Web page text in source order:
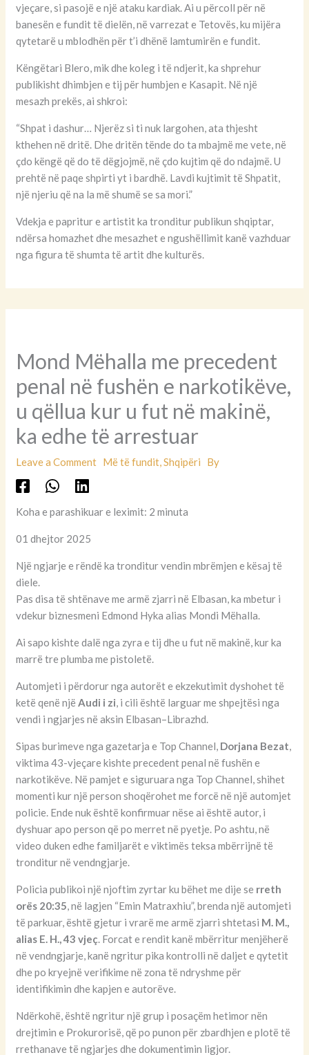
vjeçare, si pasojë e një ataku kardiak. Ai u përcoll për në
banesën e fundit të dielën, në varrezat e Tetovës, ku mijëra
qytetarë u mblodhën për t’i dhënë lamtumirën e fundit.
Këngëtari Blero, mik dhe koleg i të ndjerit, ka shprehur
publikisht dhimbjen e tij për humbjen e Kasapit. Në një
mesazh prekës, ai shkroi:
“Shpat i dashur… Njerëz si ti nuk largohen, ata thjesht
kthehen në dritë. Dhe dritën tënde do ta mbajmë me vete, në
çdo këngë që do të dëgjojmë, në çdo kujtim që do ndajmë. U
prehtë në paqe shpirti yt i bardhë. Lavdi kujtimit të Shpatit,
një njeriu që na la më shumë se sa mori.”
Vdekja e papritur e artistit ka tronditur publikun shqiptar,
ndërsa homazhet dhe mesazhet e ngushëllimit kanë vazhduar
nga figura të shumta të artit dhe kulturës.
Mond Mëhalla me precedent
penal në fushën e narkotikëve,
u qëllua kur u fut në makinë,
ka edhe të arrestuar
Leave a Comment Më të fundit,Shqipëri By
Koha e parashikuar e leximit: 2 minuta
01 dhejtor 2025
Një ngjarje e rëndë ka tronditur vendin mbrëmjen e kësaj të
diele.
Pas disa të shtënave me armë zjarri në Elbasan, ka mbetur i
vdekur biznesmeni Edmond Hyka alias Mondi Mëhalla.
Ai sapo kishte dalë nga zyra e tij dhe u fut në makinë, kur ka
marrë tre plumba me pistoletë.
Automjeti i përdorur nga autorët e ekzekutimit dyshohet të
ketë qenë njëAudi i zi, i cili është larguar me shpejtësi nga
vendi i ngjarjes në aksin Elbasan–Librazhd.
Sipas burimeve nga gazetarja e Top Channel, Dorjana Bezat,
viktima 43-vjeçare kishte precedent penal në fushën e
narkotikëve. Në pamjet e siguruara nga Top Channel, shihet
momenti kur një person shoqërohet me forcë në një automjet
policie. Ende nuk është konfirmuar nëse ai është autor, i
dyshuar apo person që po merret në pyetje. Po ashtu, në
video duken edhe familjarët e viktimës teksa mbërrijnë të
tronditur në vendngjarje.
Policia publikoi një njoftim zyrtar ku bëhet me dije se rreth
orës 20:35, në lagjen “Emin Matraxhiu”, brenda një automjeti
të parkuar, është gjetur i vrarë me armë zjarri shtetasi M. M.,
alias E. H., 43 vjeç. Forcat e rendit kanë mbërritur menjëherë
në vendngjarje, kanë ngritur pika kontrolli në daljet e qytetit
dhe po kryejnë verifikime në zona të ndryshme për
identifikimin dhe kapjen e autorëve.
Ndërkohë, është ngritur një grup i posaçëm hetimor nën
drejtimin e Prokurorisë, që po punon për zbardhjen e plotë të
rrethanave të ngjarjes dhe dokumentimin ligjor.